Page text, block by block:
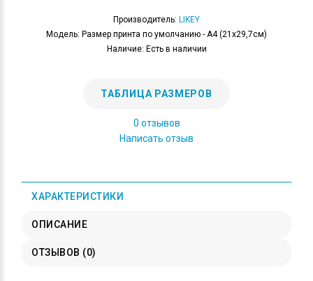
Производитель: LIKEY
Модель: Размер принта по умолчанию - А4 (21x29,7см)
Наличие: Есть в наличии
ТАБЛИЦА РАЗМЕРОВ
0 отзывов
Написать отзыв
ХАРАКТЕРИСТИКИ
ОПИСАНИЕ
ОТЗЫВОВ (0)